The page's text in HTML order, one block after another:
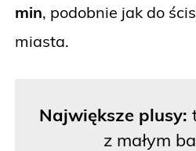
min, podobnie jak do
miasta.
Największe plusy:
z małym